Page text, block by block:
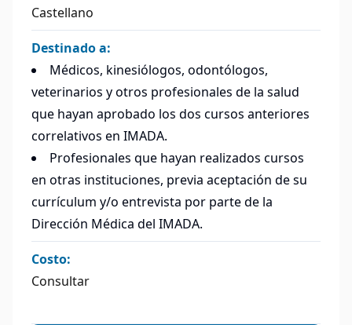
Castellano
Destinado a:
Médicos, kinesiólogos, odontólogos,
veterinarios y otros profesionales de la salud
que hayan aprobado los dos cursos anteriores
correlativos en IMADA.
Profesionales que hayan realizados cursos
en otras instituciones, previa aceptación de su
currículum y/o entrevista por parte de la
Dirección Médica del IMADA.
Costo:
Consultar